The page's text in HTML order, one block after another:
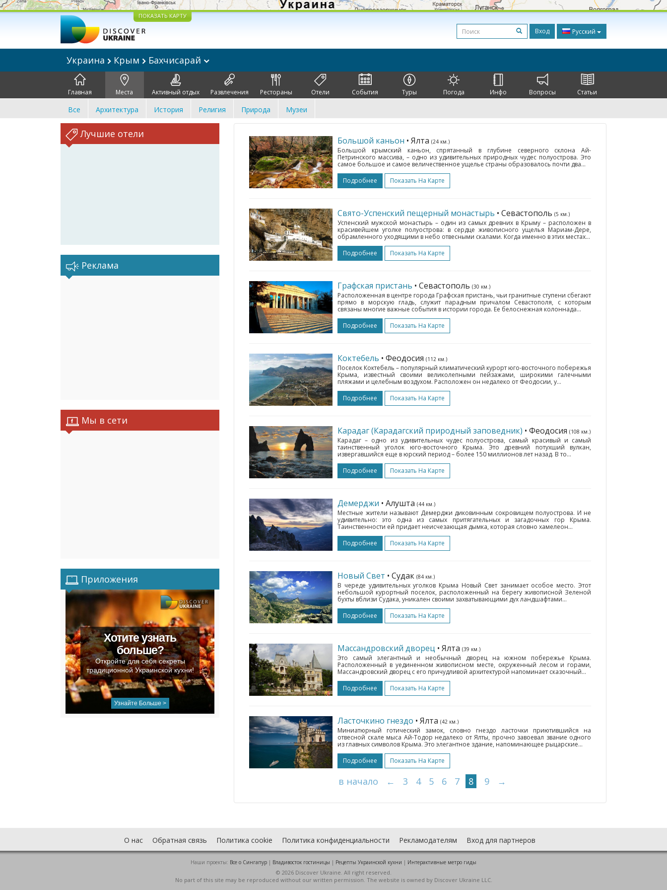
ПОКАЗАТЬ КАРТУ
Вход Русский
Украина Крым Бахчисарай
Главная Места Активный отдых Развлечения Рестораны Отели События Туры Погода Инфо Вопросы Статьи
Все Архитектура История Религия Природа Музеи
Лучшие отели
Реклама
Мы в сети
Приложения
Хотите узнать
больше?
Откройте для себя секреты
традиционной Украинской кухни!
Узнайте Больше >
Большой каньон • Ялта (24 км.)
Большой крымский каньон, спрятанный в глубине северного склона Ай-
Петринского массива, – одно из удивительных природных чудес полуострова. Это
самое большое и самое величественное ущелье страны образовалось почти два...
Подробнее
Показать На Карте
Свято-Успенский пещерный монастырь • Севастополь (5 км.)
Успенский мужской монастырь – один из самых древних в Крыму – расположен в
красивейшем уголке полуострова: в сердце живописного ущелья Мариам-Дере,
обрамленного уходящими в небо отвесными скалами. Когда именно в этих местах...
Подробнее
Показать На Карте
Графская пристань • Севастополь (30 км.)
Расположенная в центре города Графская пристань, чьи гранитные ступени сбегают
прямо в морскую гладь, служит парадным причалом Севастополя, с которым
связаны многие важные события в истории города. Ее белоснежная колоннада...
Подробнее
Показать На Карте
Коктебель • Феодосия (112 км.)
Поселок Коктебель – популярный климатический курорт юго-восточного побережья
Крыма, известный своими великолепными пейзажами, широкими галечными
пляжами и целебным воздухом. Расположен он недалеко от Феодосии, у...
Подробнее
Показать На Карте
Карадаг (Карадагский природный заповедник) • Феодосия (108 км.)
Карадаг – одно из удивительных чудес полуострова, самый красивый и самый
таинственный уголок юго-восточного Крыма. Это древний потухший вулкан,
извергавшийся еще в юрский период – более 150 миллионов лет назад. В то...
Подробнее
Показать На Карте
Демерджи • Алушта (44 км.)
Местные жители называют Демерджи диковинным сокровищем полуострова. И не
удивительно: это одна из самых притягательных и загадочных гор Крыма.
Таинственности ей придает неисчезающая дымка, которая словно хамелеон...
Подробнее
Показать На Карте
Новый Свет • Судак (84 км.)
В череде удивительных уголков Крыма Новый Свет занимает особое место. Этот
небольшой курортный поселок, расположенный на берегу живописной Зеленой
бухты вблизи Судака, уникален своими захватывающими дух ландшафтами...
Подробнее
Показать На Карте
Массандровский дворец • Ялта (39 км.)
Это самый элегантный и необычный дворец на южном побережье Крыма.
Расположенный в уединенном живописном месте, окруженный лесом и горами,
Массандровский дворец с его причудливой архитектурой напоминает сказочный...
Подробнее
Показать На Карте
Ласточкино гнездо • Ялта (42 км.)
Миниатюрный готический замок, словно гнездо ласточки приютившийся на
отвесной скале мыса Ай-Тодор недалеко от Ялты, прочно завоевал звание одного
из главных символов Крыма. Это элегантное здание, напоминающее рыцарские...
Подробнее
Показать На Карте
в начало ← 3 4 5 6 7 8 9 →
О нас Обратная связь Политика cookie Политика конфиденциальности Рекламодателям Вход для партнеров
Наши проекты: Все о Cингапур | Владивосток гостиницы | Рецепты Украинской кухни | Интерактивные метро гиды
© 2026 Discover Ukraine. All right reserved.
No part of this site may be reproduced without our written permission. The website is owned by Discover Ukraine LLC.